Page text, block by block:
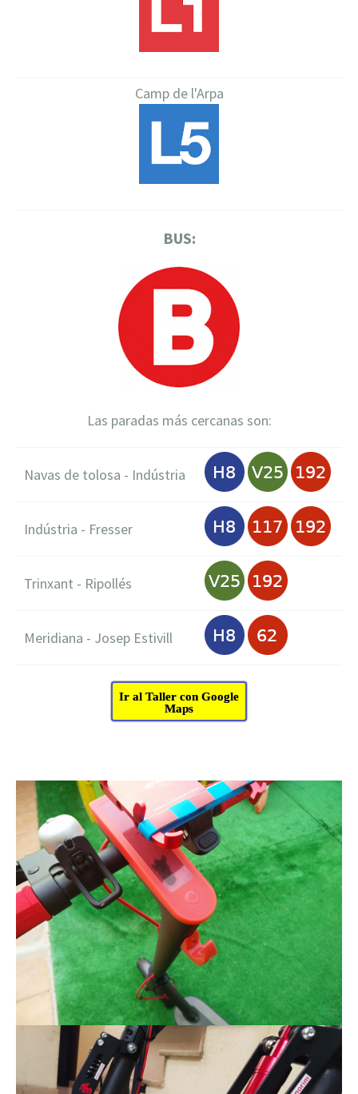
Camp de l'Arpa
BUS:
Las paradas más cercanas son:
Navas de tolosa - Indústria
Indústria - Fresser
Trinxant - Ripollés
Meridiana - Josep Estivill
Ir al Taller con Google
Maps